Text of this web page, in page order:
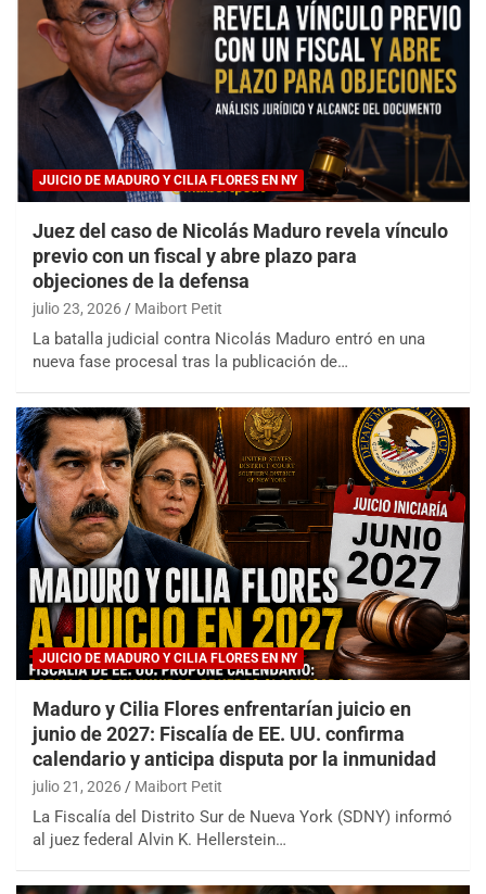
JUICIO DE MADURO Y CILIA FLORES EN NY
Juez del caso de Nicolás Maduro revela vínculo
previo con un fiscal y abre plazo para
objeciones de la defensa
julio 23, 2026 Maibort Petit
La batalla judicial contra Nicolás Maduro entró en una
nueva fase procesal tras la publicación de…
JUICIO DE MADURO Y CILIA FLORES EN NY
Maduro y Cilia Flores enfrentarían juicio en
junio de 2027: Fiscalía de EE. UU. confirma
calendario y anticipa disputa por la inmunidad
julio 21, 2026 Maibort Petit
La Fiscalía del Distrito Sur de Nueva York (SDNY) informó
al juez federal Alvin K. Hellerstein…